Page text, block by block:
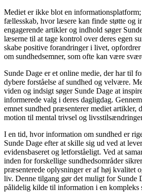
Mediet er ikke blot en informationsplatform;
fællesskab, hvor læsere kan finde støtte og
engagerende artikler og indhold søger
læserne til at tage kontrol over deres egen
skabe positive forandringer i livet, opfordrer
om sundhedsemner, som ofte kan være
Sunde Dage er et online medie, der har til
dybere forståelse af sundhed og velvære.
viden og indsigt søger Sunde Dage at
informerede valg i deres dagligdag.
emnet sundhed præsenterer mediet artikler,
motion til mental trivsel og
I en tid, hvor information om sundhed er
Sunde Dage efter at skille sig ud ved at
evidensbaseret og letforståeligt. Ved at
inden for forskellige sundhedsområder
præsenterede oplysninger er af høj kvalitet
liv. Denne tilgang gør det muligt for Sunde
pålidelig kilde til information i en kompleks